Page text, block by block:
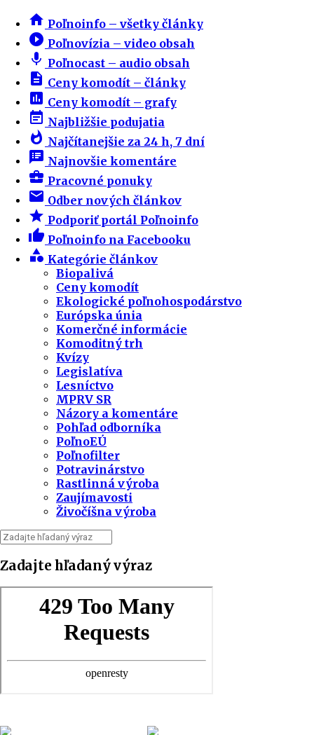
home Poľnoinfo – všetky články
play_circle_filled Poľnovízia – video obsah
mic Poľnocast – audio obsah
description Ceny komodít – články
insert_chart Ceny komodít – grafy
event_note Najbližšie podujatia
whatshot Najčítanejšie za 24 h, 7 dní
speaker_notes Najnovšie komentáre
business_center Pracovné ponuky
email Odber nových článkov
star Podporiť portál Poľnoinfo
thumb_up Poľnoinfo na Facebooku
category Kategórie článkov
Biopalivá
Ceny komodít
Ekologické poľnohospodárstvo
Európska únia
Komerčné informácie
Komoditný trh
Kvízy
Legislatíva
Lesníctvo
MPRV SR
Názory a komentáre
Pohľad odborníka
PoľnoEÚ
Poľnofilter
Potravinárstvo
Rastlinná výroba
Zaujímavosti
Živočíšna výroba
Zadajte hľadaný výraz